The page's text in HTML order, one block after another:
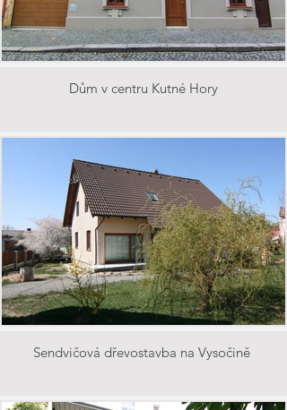
Dům v centru Kutné Hory
Sendvičová dřevostavba na Vysočině